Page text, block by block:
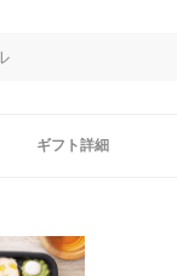
ギフト詳細